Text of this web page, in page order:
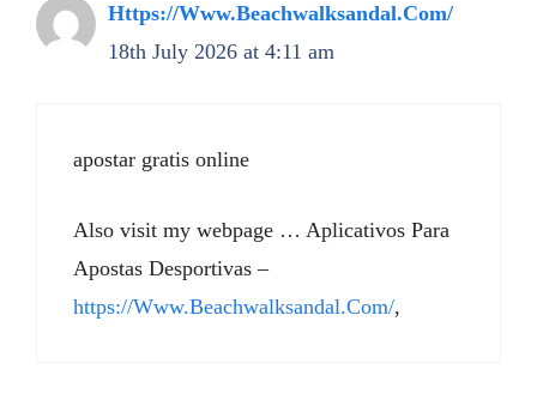
Https://Www.Beachwalksandal.Com/
18th July 2026 at 4:11 am
apostar gratis online
Also visit my webpage … Aplicativos Para
Apostas Desportivas –
https://Www.Beachwalksandal.Com/,